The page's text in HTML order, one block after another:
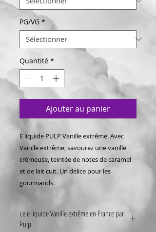
PG/VG *
Quantité *
Ajouter au panier
E liquide PULP Vanille extrême. Avec
Vanille extrême, savourez une vanille
crémeuse, teintée de notes de caramel
et de lait cuit. Un délice pour les
gourmands.
Le e liquide Vanille extrême en France par
Pulp.